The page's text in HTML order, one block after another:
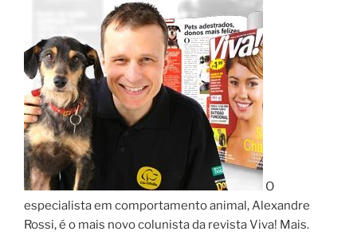
O
especialista em comportamento animal, Alexandre
Rossi, é o mais novo colunista da revista Viva! Mais.